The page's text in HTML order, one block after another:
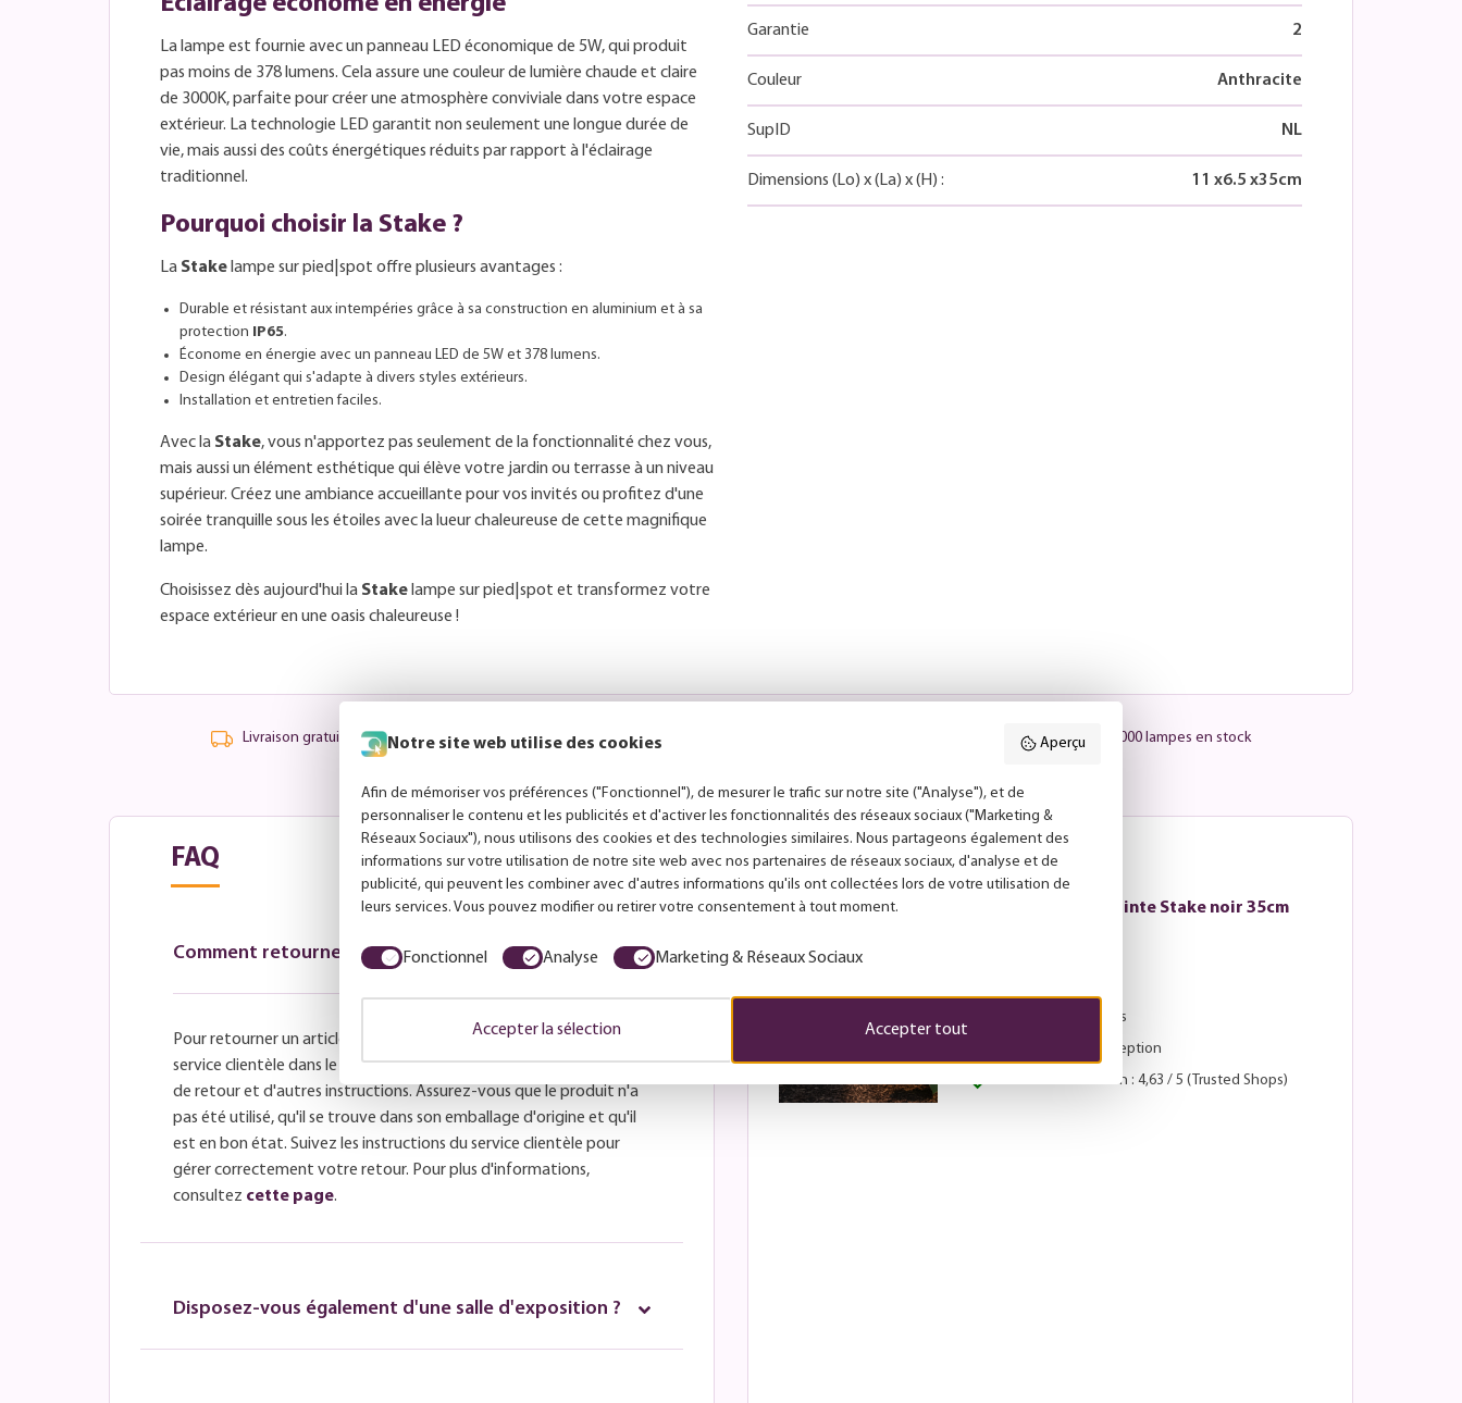
La lampe est fournie avec un panneau LED économique de 5W, qui produit
pas moins de 378 lumens. Cela assure une couleur de lumière chaude et claire
de 3000K, parfaite pour créer une atmosphère conviviale dans votre espace
extérieur. La technologie LED garantit non seulement une longue durée de
vie, mais aussi des coûts énergétiques réduits par rapport à l'éclairage
traditionnel.
Pourquoi choisir la Stake ?
La Stake lampe sur pied|spot offre plusieurs avantages :
Durable et résistant aux intempéries grâce à sa construction en aluminium et à sa
protection IP65.
Économe en énergie avec un panneau LED de 5W et 378 lumens.
Design élégant qui s'adapte à divers styles extérieurs.
Installation et entretien faciles.
Avec la Stake, vous n'apportez pas seulement de la fonctionnalité chez vous,
mais aussi un élément esthétique qui élève votre jardin ou terrasse à un niveau
supérieur. Créez une ambiance accueillante pour vos invités ou profitez d'une
soirée tranquille sous les étoiles avec la lueur chaleureuse de cette magnifique
lampe.
Choisissez dès aujourd'hui la Stake lampe sur pied|spot et transformez votre
espace extérieur en une oasis chaleureuse !
Garantie 2
Couleur Anthracite
SupID NL
Dimensions (Lo) x(La) x(H) : 11 x6.5 x35cm
Livraison gratuite à partir de 99,- Plus de 25 000 lampes en stock
FAQ
Comment retourner un article ?
Pour retourner un article à LuminairesTotal, veuillez contacter le
service clientèle dans le délai de retour fixé pour obtenir un numéro
de retour et d'autres instructions. Assurez-vous que le produit n'a
pas été utilisé, qu'il se trouve dans son emballage d'origine et qu'il
est en bon état. Suivez les instructions du service clientèle pour
gérer correctement votre retour. Pour plus d'informations,
consultez cette page.
Disposez-vous également d'une salle d'exposition ?
Je veux ça
Lyora - Tache de pointe Stake noir 35cm
Retours sous 30 jours
Paiement après réception
Score de satisfaction : 4,63 / 5 (Trusted Shops)
Notre site web utilise des cookies Aperçu
Afin de mémoriser vos préférences ("Fonctionnel"), de mesurer le trafic sur notre site ("Analyse"), et de
personnaliser le contenu et les publicités et d'activer les fonctionnalités des réseaux sociaux ("Marketing &
Réseaux Sociaux"), nous utilisons des cookies et des technologies similaires. Nous partageons également des
informations sur votre utilisation de notre site web avec nos partenaires de réseaux sociaux, d'analyse et de
publicité, qui peuvent les combiner avec d'autres informations qu'ils ont collectées lors de votre utilisation de
leurs services. Vous pouvez modifier ou retirer votre consentement à tout moment.
Fonctionnel Analyse Marketing & Réseaux Sociaux
Accepter la sélection Accepter tout